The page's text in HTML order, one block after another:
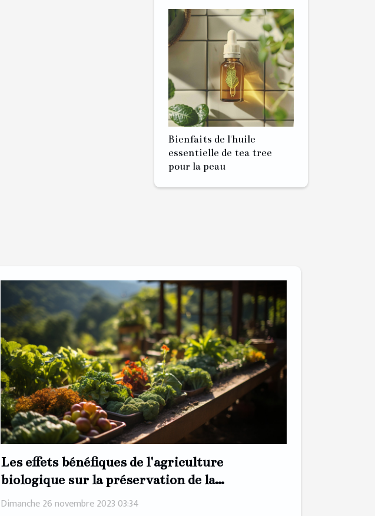
Bienfaits de l'huile
essentielle de tea tree
pour la peau
Les effets bénéfiques de l'agriculture
biologique sur la préservation de la
biodiversité
Dimanche 26 novembre 2023 03:34